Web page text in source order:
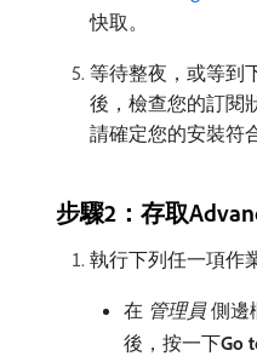
快取。
等待整夜，或等到
後，檢查您的訂閱
請確定您的安裝符
步驟2：存取
執行下列任一項作
在​ 管理員側邊
後，按一下​Go